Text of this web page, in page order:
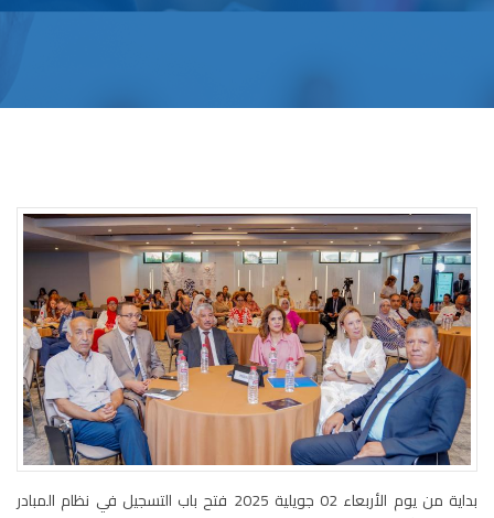
بداية من يوم الأربعاء 02 جويلية 2025 فتح باب التسجيل في نظام المبادر